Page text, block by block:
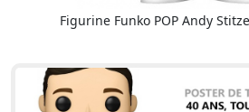
Figurine Funko POP Andy